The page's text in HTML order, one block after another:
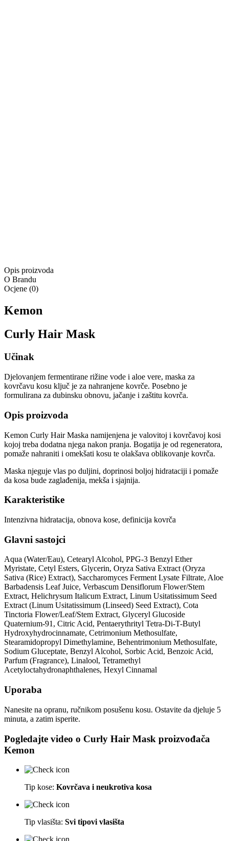
Opis proizvoda
O Brandu
Ocjene (0)
Kemon
Curly Hair Mask
Učinak
Djelovanjem fermentirane rižine vode i aloe vere, maska ​​za
kovrčavu kosu ključ je za nahranjene kovrče. Posebno je
formulirana za dubinsku obnovu, jačanje i zaštitu kovrča.
Opis proizvoda
Kemon Curly Hair Maska namijenjena je valovitoj i kovrčavoj kosi
kojoj treba dodatna njega nakon pranja. Bogatija je od regeneratora,
pomaže nahraniti i omekšati kosu te olakšava oblikovanje kovrča.
Maska njeguje vlas po duljini, doprinosi boljoj hidrataciji i pomaže
da kosa bude zaglađenija, mekša i sjajnija.
Karakteristike
Intenzivna hidratacija, obnova kose, definicija kovrča
Glavni sastojci
Aqua (Water/Eau), Cetearyl Alcohol, PPG-3 Benzyl Ether
Myristate, Cetyl Esters, Glycerin, Oryza Sativa Extract (Oryza
Sativa (Rice) Extract), Saccharomyces Ferment Lysate Filtrate, Aloe
Barbadensis Leaf Juice, Verbascum Densiflorum Flower/Stem
Extract, Helichrysum Italicum Extract, Linum Usitatissimum Seed
Extract (Linum Usitatissimum (Linseed) Seed Extract), Cota
Tinctoria Flower/Leaf/Stem Extract, Glyceryl Glucoside
Quaternium-91, Citric Acid, Pentaerythrityl Tetra-Di-T-Butyl
Hydroxyhydrocinnamate, Cetrimonium Methosulfate,
Stearamidopropyl Dimethylamine, Behentrimonium Methosulfate,
Sodium Gluceptate, Benzyl Alcohol, Sorbic Acid, Benzoic Acid,
Parfum (Fragrance), Linalool, Tetramethyl
Acetyloctahydronaphthalenes, Hexyl Cinnamal
Uporaba
Nanesite na opranu, ručnikom posušenu kosu. Ostavite da djeluje 5
minuta, a zatim isperite.
Pogledajte video o Curly Hair Mask proizvođača
Kemon
Tip kose: Kovrčava i neukrotiva kosa
Tip vlasišta: Svi tipovi vlasišta